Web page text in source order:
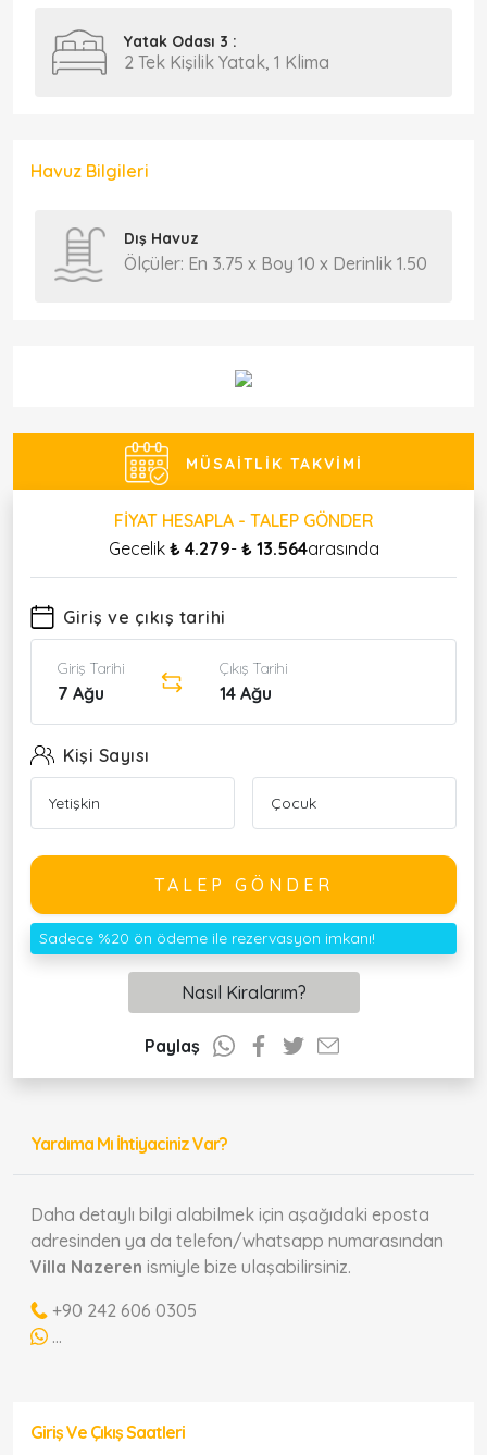
Yatak Odası 3 :
2 Tek Kişilik Yatak, 1 Klima
Havuz Bilgileri
Dış Havuz
Ölçüler: En 3.75 x Boy 10 x Derinlik 1.50
MÜSAITLIK TAKVIMI
FIYAT HESAPLA - TALEP GÖNDER
Gecelik ₺ 4.279- ₺ 13.564arasında
Giriş ve çıkış tarihi
Giriş Tarihi
7 Ağu
Çıkış Tarihi
14 Ağu
Kişi Sayısı
TALEP GÖNDER
Sadece %20 ön ödeme ile rezervasyon imkanı!
Nasıl Kiralarım?
Paylaş
Yardıma Mı İhtiyaciniz Var?
Daha detaylı bilgi alabilmek için aşağıdaki eposta
adresinden ya da telefon/whatsapp numarasından
Villa Nazeren ismiyle bize ulaşabilirsiniz.
+90 242 606 0305
...
Giriş Ve Çıkış Saatleri